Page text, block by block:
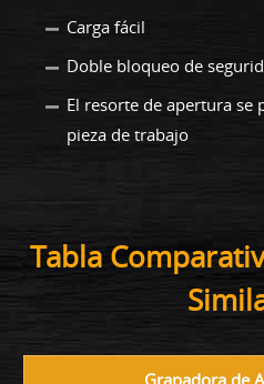
Carga fácil
Doble bloqueo de
El resorte de apertura se
pieza de trabajo
Tabla
Grapadora de